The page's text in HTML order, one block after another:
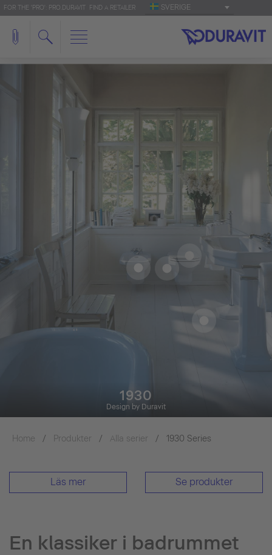
FOR THE 'PRO': PRO.DURAVIT FIND A RETAILER SVERIGE
1930
Design by Duravit
Home Produkter Alla serier 1930 Series
Läs mer Se produkter
En klassiker i badrummet